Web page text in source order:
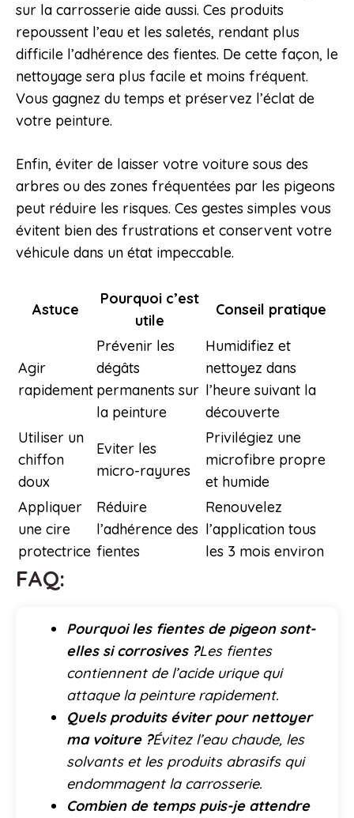
sur la carrosserie aide aussi. Ces produits
repoussent l’eau et les saletés, rendant plus
difficile l’adhérence des fientes. De cette façon, le
nettoyage sera plus facile et moins fréquent.
Vous gagnez du temps et préservez l’éclat de
votre peinture.
Enfin, éviter de laisser votre voiture sous des
arbres ou des zones fréquentées par les pigeons
peut réduire les risques. Ces gestes simples vous
évitent bien des frustrations et conservent votre
véhicule dans un état impeccable.
Astuce
Pourquoi c’est
utile
Conseil pratique
Agir
rapidement
Prévenir les
dégâts
permanents sur
la peinture
Humidifiez et
nettoyez dans
l’heure suivant la
découverte
Utiliser un
chiffon
doux
Eviter les
micro-rayures
Privilégiez une
microfibre propre
et humide
Appliquer
une cire
protectrice
Réduire
l’adhérence des
fientes
Renouvelez
l’application tous
les 3 mois environ
FAQ:
Pourquoi les fientes de pigeon sont-
elles si corrosives ?Les fientes
contiennent de l’acide urique qui
attaque la peinture rapidement.
Quels produits éviter pour nettoyer
ma voiture ?Évitez l’eau chaude, les
solvants et les produits abrasifs qui
endommagent la carrosserie.
Combien de temps puis-je attendre